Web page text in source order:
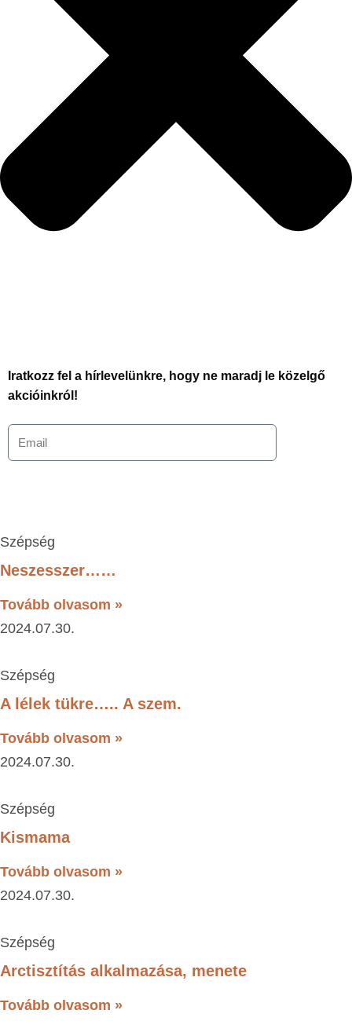
Iratkozz fel a hírlevelünkre, hogy ne maradj le közelgő
akcióinkról!
Szépség
Neszesszer……
Tovább olvasom »
2024.07.30.
Szépség
A lélek tükre….. A szem.
Tovább olvasom »
2024.07.30.
Szépség
Kismama
Tovább olvasom »
2024.07.30.
Szépség
Arctisztítás alkalmazása, menete
Tovább olvasom »